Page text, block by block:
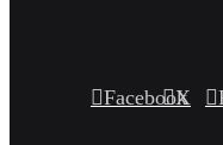
Facebook
X